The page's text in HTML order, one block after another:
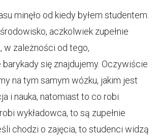
minęło od kiedy byłem studentem.
aczkolwiek zupełnie
w zależności od tego,
się znajdujemy. Oczywiście
na tym samym wózku, jakim jest
i nauka, natomiast to co robi
wykładowca, to są zupełnie
chodzi o zajęcia, to studenci widzą